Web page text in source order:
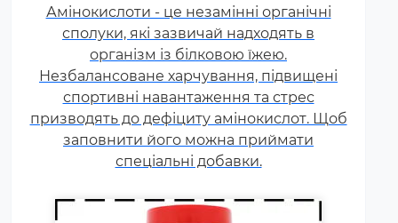
Амінокислоти - це незамінні органічні
сполуки, які зазвичай надходять в
організм із білковою їжею.
Незбалансоване харчування, підвищені
спортивні навантаження та стрес
призводять до дефіциту амінокислот. Щоб
заповнити його можна приймати
спеціальні добавки.
спортивних харчових добавок,
які сприяють поліпшенню
результатів тренувань і
допомагають позбавлятися від
зайвого жиру, використовуючи
його в якості додаткового
джерела енергії.